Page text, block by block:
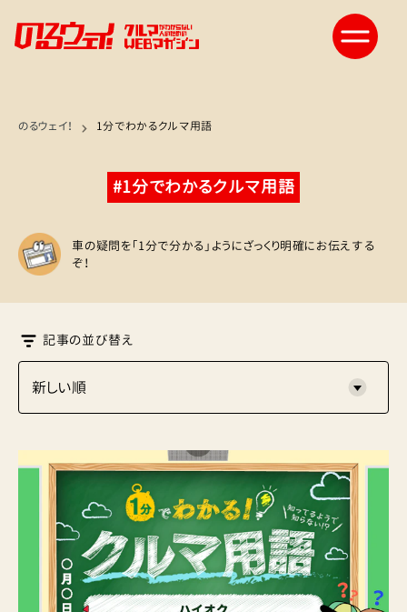
のるウェイ！ 1分でわかるクルマ用語
#1分でわかるクルマ用語
車の疑問を「1分で分かる」ようにざっくり明確にお伝えする
ぞ！
記事の並び替え